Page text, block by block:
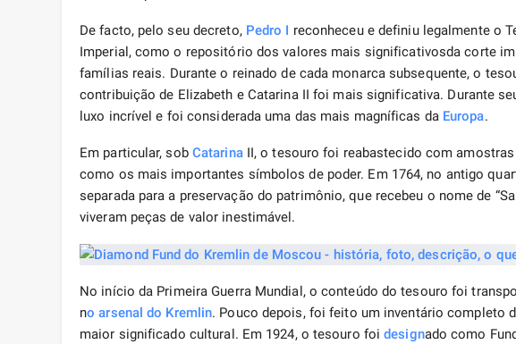
De facto, pelo seu decreto, Pedro I reconheceu e definiu legalmente o
Imperial, como o repositório dos valores mais significativos​​​da corte
famílias reais. Durante o reinado de cada monarca subsequente, o
contribuição de Elizabeth e Catarina II foi mais significativa. Durante
luxo incrível e foi considerada uma das mais magníficas da Europa.
Em particular, sob CatarinaII, o tesouro foi reabastecido com
como os mais importantes símbolos de poder. Em 1764, no antigo
separada para a preservação do patrimônio, que recebeu o nome de
viveram peças de valor inestimável.
No início da Primeira Guerra Mundial, o conteúdo do tesouro foi
no arsenal do Kremlin. Pouco depois, foi feito um inventário completo
maior significado cultural. Em 1924, o tesouro foidesignado como